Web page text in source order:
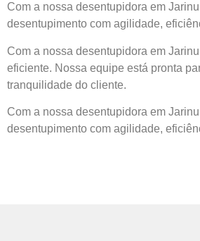
Com a nossa desentupidora em
desentupimento com agilidade,
Com a nossa desentupidora em
eficiente. Nossa equipe está pronta
tranquilidade do cliente.
Com a nossa desentupidora em
desentupimento com agilidade,